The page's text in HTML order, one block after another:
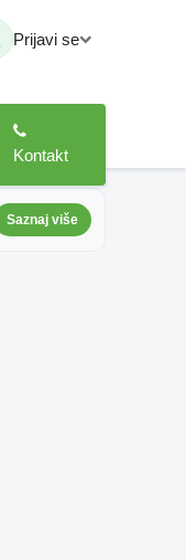
Prijavi se
Kontakt
Saznaj više